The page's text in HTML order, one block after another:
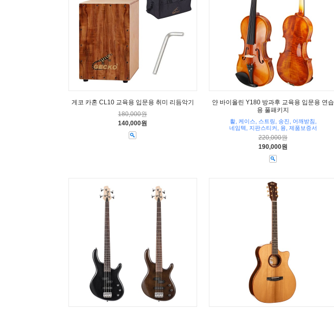
게코 카혼 CL10 교육용 입문용 취미 리듬악기
180,000원
140,000원
얀 바이올린 Y180 방과후 교육용 입문용 연습
용 풀패키지
활, 케이스, 스트링, 송진, 어깨받침,
네임텍, 지판스티커, 융, 제품보증서
220,000원
190,000원